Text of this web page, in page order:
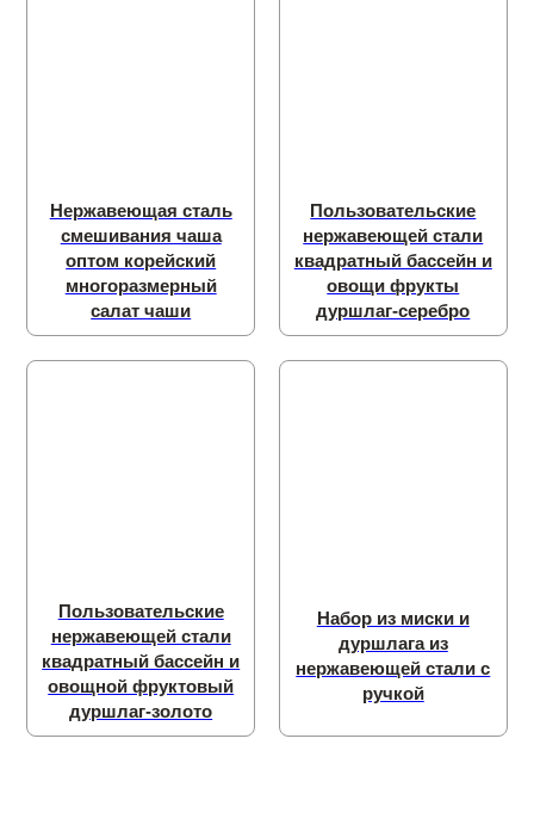
Нержавеющая сталь
смешивания чаша
оптом корейский
многоразмерный
салат чаши
Пользовательские
нержавеющей стали
квадратный бассейн и
овощи фрукты
дуршлаг-серебро
Пользовательские
нержавеющей стали
квадратный бассейн и
овощной фруктовый
дуршлаг-золото
Набор из миски и
дуршлага из
нержавеющей стали с
ручкой